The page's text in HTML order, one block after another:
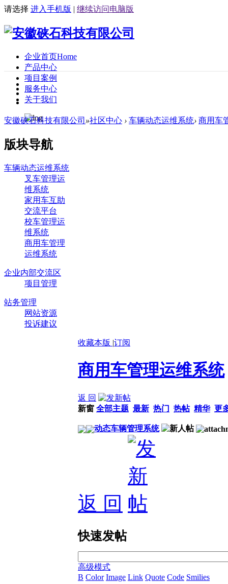
请选择 进入手机版 | 继续访问电脑版
企业首页Home
产品中心
项目案例
服务中心
关于我们
安徽硖石科技有限公司 »社区中心 › 车辆动态运维系统› 商用车
版块导航
车辆动态运维系统
叉车管理运
维系统
家用车互助
交流平台
校车管理运
维系统
商用车管理
运维系统
企业内部交流区
项目管理
站务管理
网站资源
投诉建议
收藏本版 |订阅
商用车管理运维系统
返 回
新窗 全部主题 最新 热门 热帖 精华 更
动态车辆管理系统
返 回
快速发帖
高级模式
B Color Image Link Quote Code Smilies